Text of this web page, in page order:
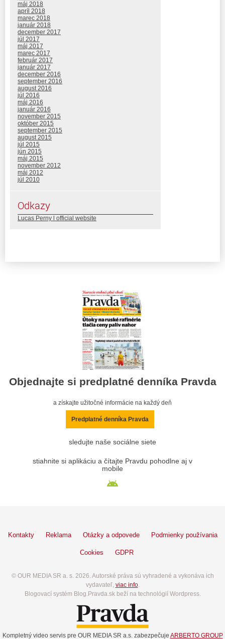
máj 2018
apríl 2018
marec 2018
január 2018
december 2017
júl 2017
máj 2017
marec 2017
február 2017
január 2017
december 2016
september 2016
august 2016
júl 2016
máj 2016
január 2016
november 2015
október 2015
september 2015
august 2015
júl 2015
jún 2015
máj 2015
november 2012
máj 2012
júl 2010
Odkazy
Lucas Perny l official website
Objednajte si predplatné denníka Pravda
a získajte užitočné informácie na každý deň
Predplatné denníka Pravda
sledujte naše sociálne siete
stiahnite si aplikáciu a čítajte Pravdu pohodlne aj v
mobile
Kontakty Reklama Otázky a odpovede Podmienky používania
Cookies GDPR
© OUR MEDIA SR a. s. 2026. Autorské práva sú vyhradené a vykonáva ich
vydavateľ, viac info.
Blogovací systém Blog.Pravda.sk beží na technológií Wordpress.
Kompletný video servis pre OUR MEDIA SR a.s. zabezpečuje ARBERTO GROUP